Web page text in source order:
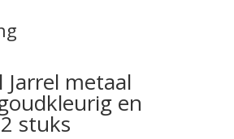
Jarrel metaal
en
stuks